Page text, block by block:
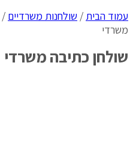
עמוד הבית / שולחנות משרדיים /
משרדי
שולחן כתיבה משרדי